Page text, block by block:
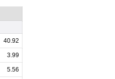
40.92
3.99
5.56